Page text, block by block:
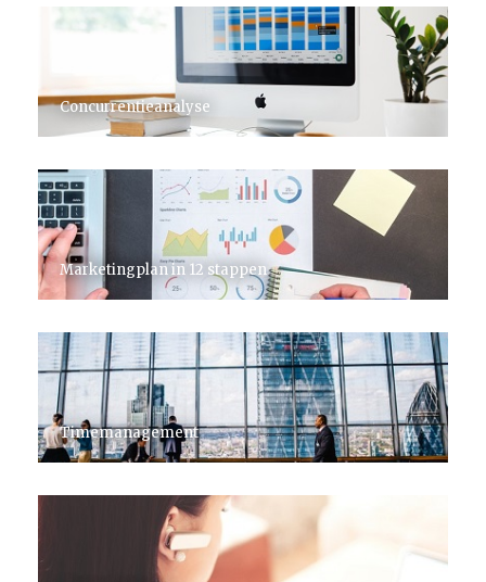
Concurrentieanalyse
Marketingplan in 12 stappen
Timemanagement